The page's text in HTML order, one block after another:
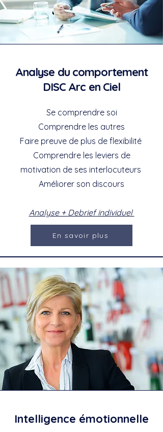
Analyse du comportement
DISC Arc en Ciel
Se comprendre soi
Comprendre les autres
Faire preuve de plus de flexibilité
Comprendre les leviers de
motivation de ses interlocuteurs
Améliorer son discours
Analyse + Debrief individuel
En savoir plus
Intelligence émotionnelle